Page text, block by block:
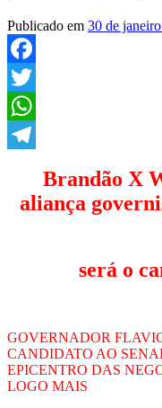
Publicado em 30 de
Facebook
Twitter
WhatsApp
Brandão X
aliança
será o
GOVERNADOR
CANDIDATO AO
EPICENTRO DAS
LOGO MAIS